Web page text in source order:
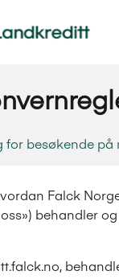
besøkende på
Falck
behandler